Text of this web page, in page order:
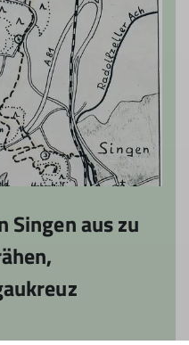
Singen aus zu